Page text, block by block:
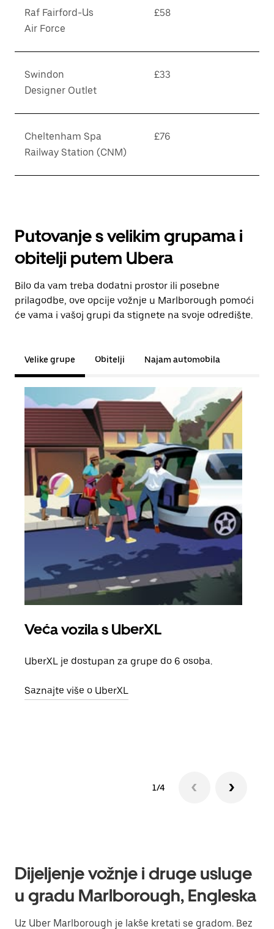
Raf Fairford-Us
Air Force
£58
Swindon
Designer Outlet
£33
Cheltenham Spa
Railway Station (CNM)
£76
Putovanje s velikim grupama i
obitelji putem Ubera
Bilo da vam treba dodatni prostor ili posebne
prilagodbe, ove opcije vožnje u Marlborough pomoći
će vama i vašoj grupi da stignete na svoje odredište.
Velike grupe Obitelji Najam automobila
Veća vozila s UberXL
UberXL je dostupan za grupe do 6 osoba.
Saznajte više o UberXL
1/4
Dijeljenje vožnje i druge usluge
u gradu Marlborough, Engleska
Uz Uber Marlborough je lakše kretati se gradom. Bez